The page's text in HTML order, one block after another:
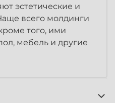
эстетические и
всего молдинги
того, ими
мебель и другие